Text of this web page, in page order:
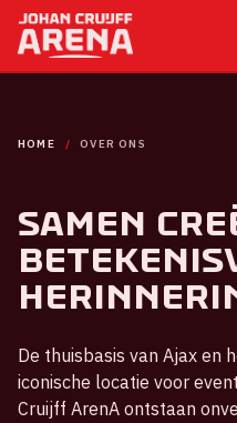
HOME OVER ONS
Samen
De thuisbasis van Ajax en
iconische locatie voor
Cruijff ArenA ontstaan